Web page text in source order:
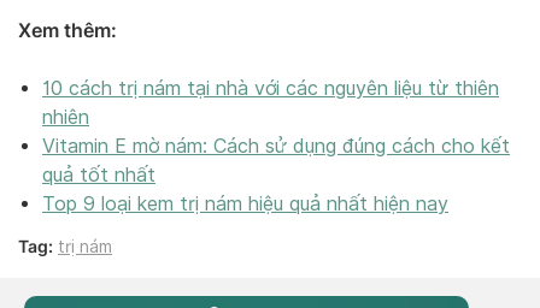
Xem thêm:
10 cách trị nám tại nhà với các nguyên liệu từ thiên
nhiên
Vitamin E mờ nám: Cách sử dụng đúng cách cho kết
quả tốt nhất
Top 9 loại kem trị nám hiệu quả nhất hiện nay
Tag: trị nám